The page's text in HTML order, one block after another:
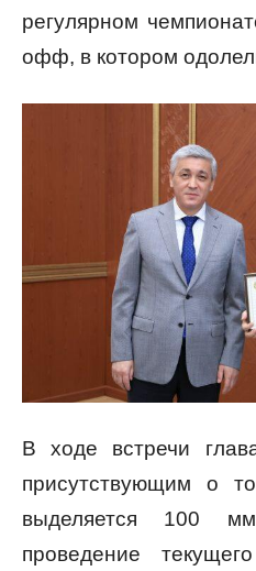
регулярном
офф, в котором
В ходе встречи
присутствующим о
выделяется 100
проведение